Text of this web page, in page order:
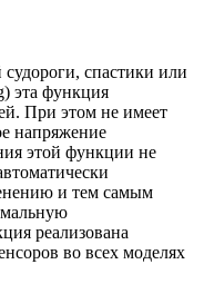
спастики или
эта функция
При этом не имеет
напряжение
этой функции не
и тем самым
реализована
во всех моделях